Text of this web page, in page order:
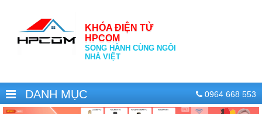
KHÓA ĐIỆN TỬ
HPCOM
SONG HÀNH CÙNG NGÔI
NHÀ VIỆT
DANH MỤC 0964 668 553